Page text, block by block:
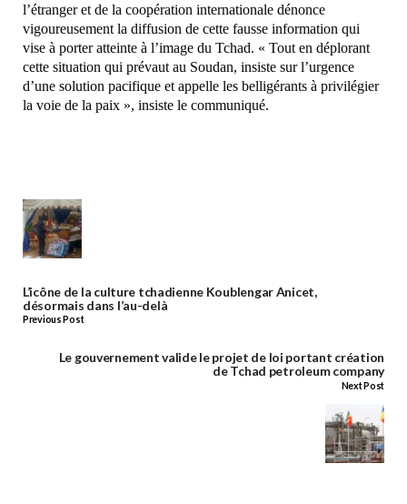
l’étranger et de la coopération internationale dénonce
vigoureusement la diffusion de cette fausse information qui
vise à porter atteinte à l’image du Tchad. « Tout en déplorant
cette situation qui prévaut au Soudan, insiste sur l’urgence
d’une solution pacifique et appelle les belligérants à privilégier
la voie de la paix », insiste le communiqué.
L’icône de la culture tchadienne Koublengar Anicet,
désormais dans l’au-delà
Previous Post
Le gouvernement valide le projet de loi portant création
de Tchad petroleum company
Next Post